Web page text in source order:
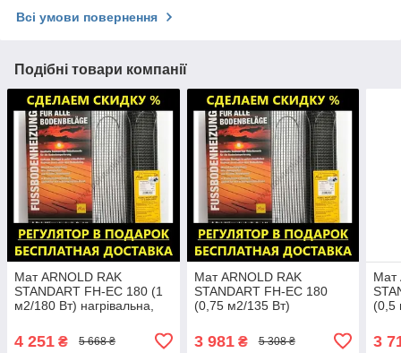
Всі умови повернення
Подібні товари компанії
Мат ARNOLD RAK
STANDART FH-EC 180 (1
м2/180 Вт) нагрівальна,
Арнольд Рак
4 251 ₴ 5 668 ₴
Мат ARNOLD RAK
STANDART FH-EC 180
(0,75 м2/135 Вт)
електрична Арнольд Рак
3 981₴ 5 308 ₴
Мат
(0,5
3